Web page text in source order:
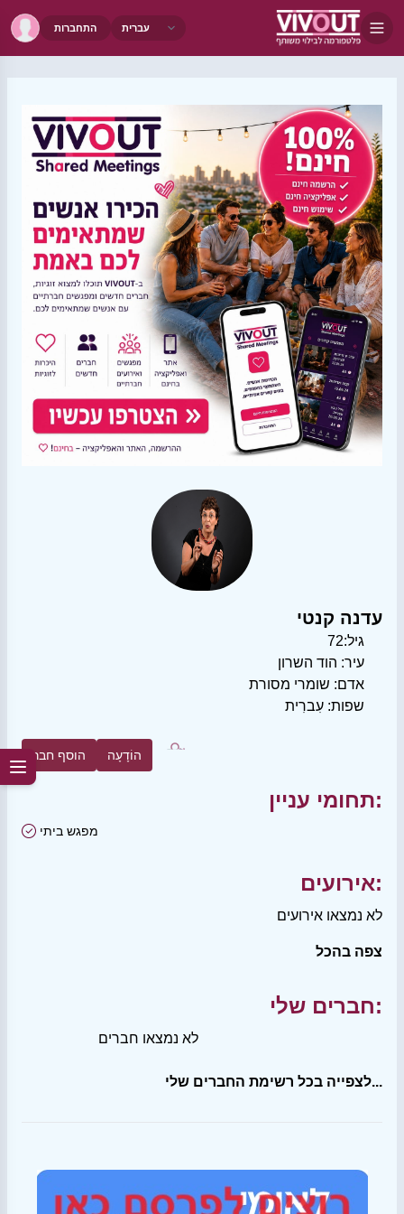
התחברות
עדנה קנטי
גיל:72
עיר: הוד השרון
אדם: שומרי מסורת
שפות: עִברִית
הוסף חבר הוֹדָעָה
תחומי עניין:
מפגש ביתי
אירועים:
לא נמצאו אירועים
צפה בהכל
חברים שלי:
לא נמצאו חברים
לצפייה בכל רשימת החברים שלי...